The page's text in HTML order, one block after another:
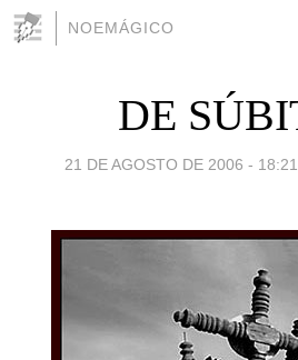
NOEMÁGICO
DE
21 DE AGOSTO DE 2006 - 18:21